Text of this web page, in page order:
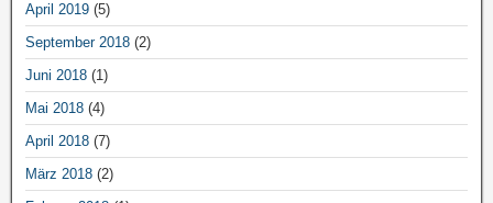
April 2019 (5)
September 2018 (2)
Juni 2018 (1)
Mai 2018 (4)
April 2018 (7)
März 2018 (2)